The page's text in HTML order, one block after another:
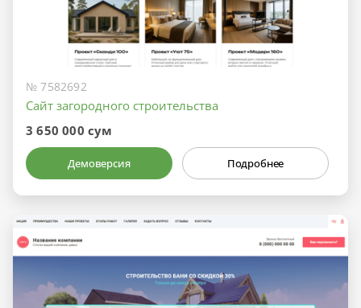
№ 7582692
Сайт загородного строительства
3 650 000 сум
Демоверсия Подробнее